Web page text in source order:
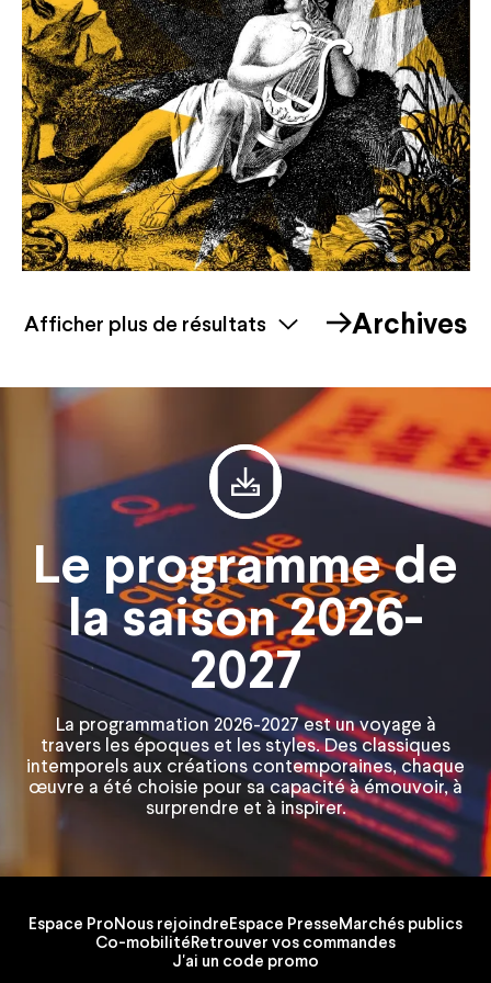
Afficher plus de résultats Archives
Le programme de
la saison 2026-
2027
La programmation 2026-2027 est un voyage à
travers les époques et les styles. Des classiques
intemporels aux créations contemporaines, chaque
œuvre a été choisie pour sa capacité à émouvoir, à
surprendre et à inspirer.
Espace ProNous rejoindreEspace PresseMarchés publics
Co-mobilitéRetrouver vos commandes
J'ai un code promo